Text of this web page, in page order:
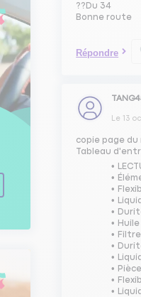
??Du 34
Bonne route
Répondre
Le 13
copie page
Tableau